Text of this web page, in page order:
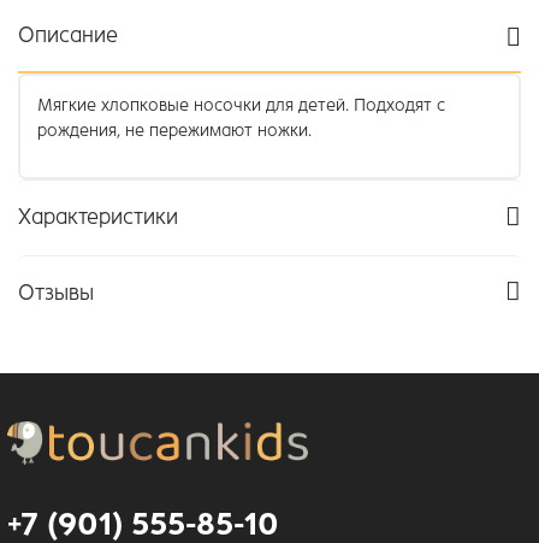
Описание
Мягкие хлопковые носочки для детей. Подходят с
рождения, не пережимают ножки.
Характеристики
Отзывы
+7 (901) 555-85-10